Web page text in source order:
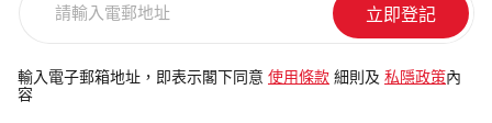
電
郵
輸入電子郵箱地址，即表示閣下同意 使用條款 細則及 私隱政策 內
容